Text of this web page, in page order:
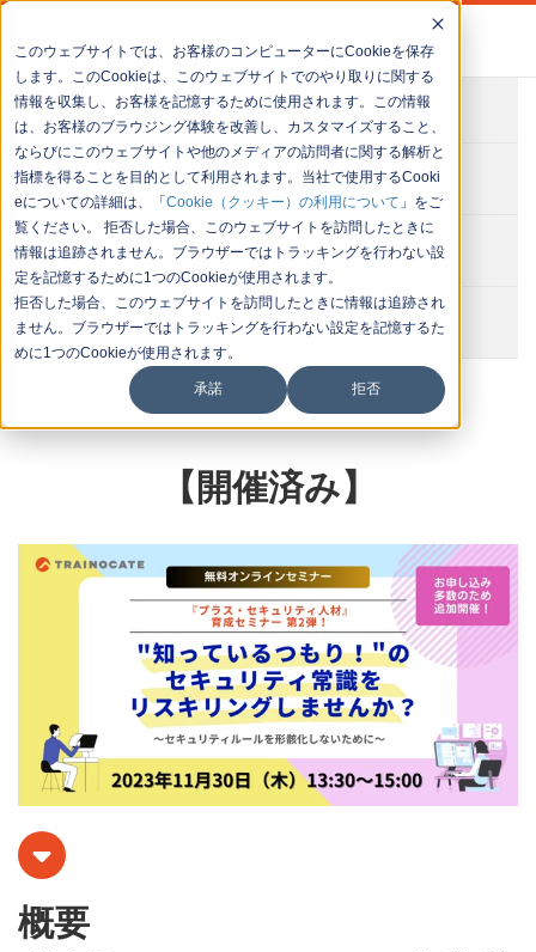
このウェブサイトでは、お客様のコンピューターにCookieを保存
します。このCookieは、このウェブサイトでのやり取りに関する
情報を収集し、お客様を記憶するために使用されます。この情報
は、お客様のブラウジング体験を改善し、カスタマイズすること、
ならびにこのウェブサイトや他のメディアの訪問者に関する解析と
指標を得ることを目的として利用されます。当社で使用するCooki
eについての詳細は、「 Cookie（クッキー）の利用について 」をご
覧ください。 拒否した場合、このウェブサイトを訪問したときに
情報は追跡されません。ブラウザーではトラッキングを行わない設
定を記憶するために1つのCookieが使用されます。
拒否した場合、このウェブサイトを訪問したときに情報は追跡され
ません。ブラウザーではトラッキングを行わない設定を記憶するた
めに1つのCookieが使用されます。
承諾 拒否
会社概要
お問い合わせ
セミナー一覧
イベント一覧
【開催済み】
概要